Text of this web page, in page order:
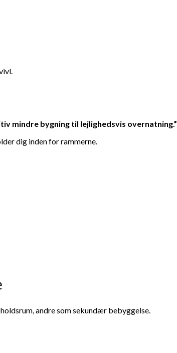
mindre bygning til lejlighedsvis overnatning.”
dig inden for rammerne.
andre som sekundær bebyggelse.